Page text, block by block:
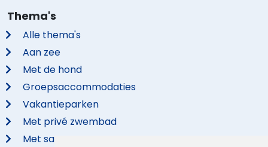
Thema's
Alle thema's
Aan zee
Met de hond
Groepsaccommodaties
Vakantieparken
Met privé zwembad
Met sauna